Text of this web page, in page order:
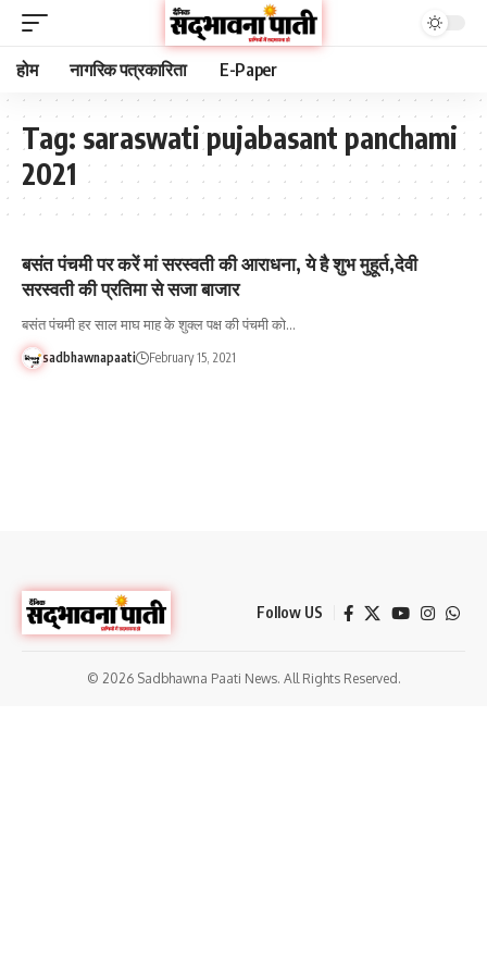
होम नागरिक पत्रकारिता E-Paper
Tag: saraswati pujabasant panchami
2021
बसंत पंचमी पर करें मां सरस्वती की आराधना, ये है शुभ मुहूर्त,देवी
सरस्वती की प्रतिमा से सजा बाजार
बसंत पंचमी हर साल माघ माह के शुक्ल पक्ष की पंचमी को…
sadbhawnapaati February 15, 2021
Follow US
© 2026 Sadbhawna Paati News. All Rights Reserved.